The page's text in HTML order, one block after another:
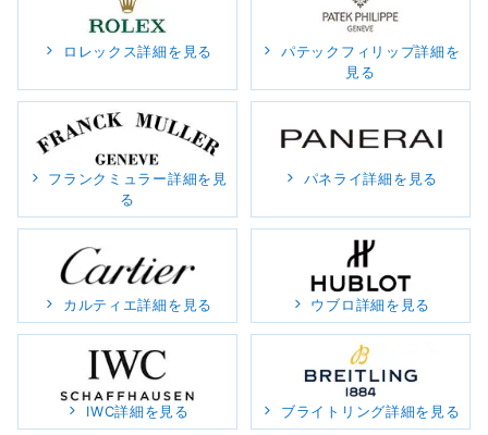
ロレックス詳細を見る
パテックフィリップ詳細を
見る
フランクミュラー詳細を見
る
パネライ詳細を見る
カルティエ詳細を見る ウブロ詳細を見る
IWC詳細を見る ブライトリング詳細を見る